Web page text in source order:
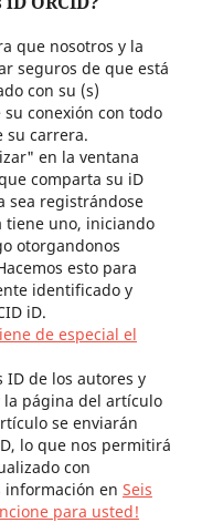
que nosotros y la
seguros de que está
con su (s)
conexión con todo
su carrera.
en la ventana
comparta su iD
sea registrándose
tiene uno, iniciando
otorgandonos
esto para
identificado y
iD.
de especial el
ID de los autores y
página del artículo
se enviarán
lo que nos permitirá
con
información en Seis
para usted!